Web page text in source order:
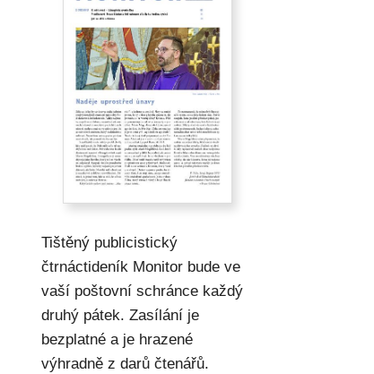
Tištěný publicistický
čtrnáctideník Monitor bude ve
vaší poštovní schránce každý
druhý pátek. Zasílání je
bezplatné a je hrazené
výhradně z darů čtenářů.